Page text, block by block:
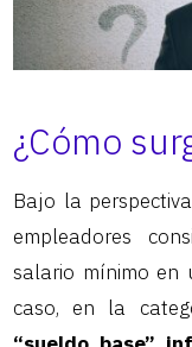
¿Cómo
Bajo la
empleadores
salario mínimo en
caso, en la